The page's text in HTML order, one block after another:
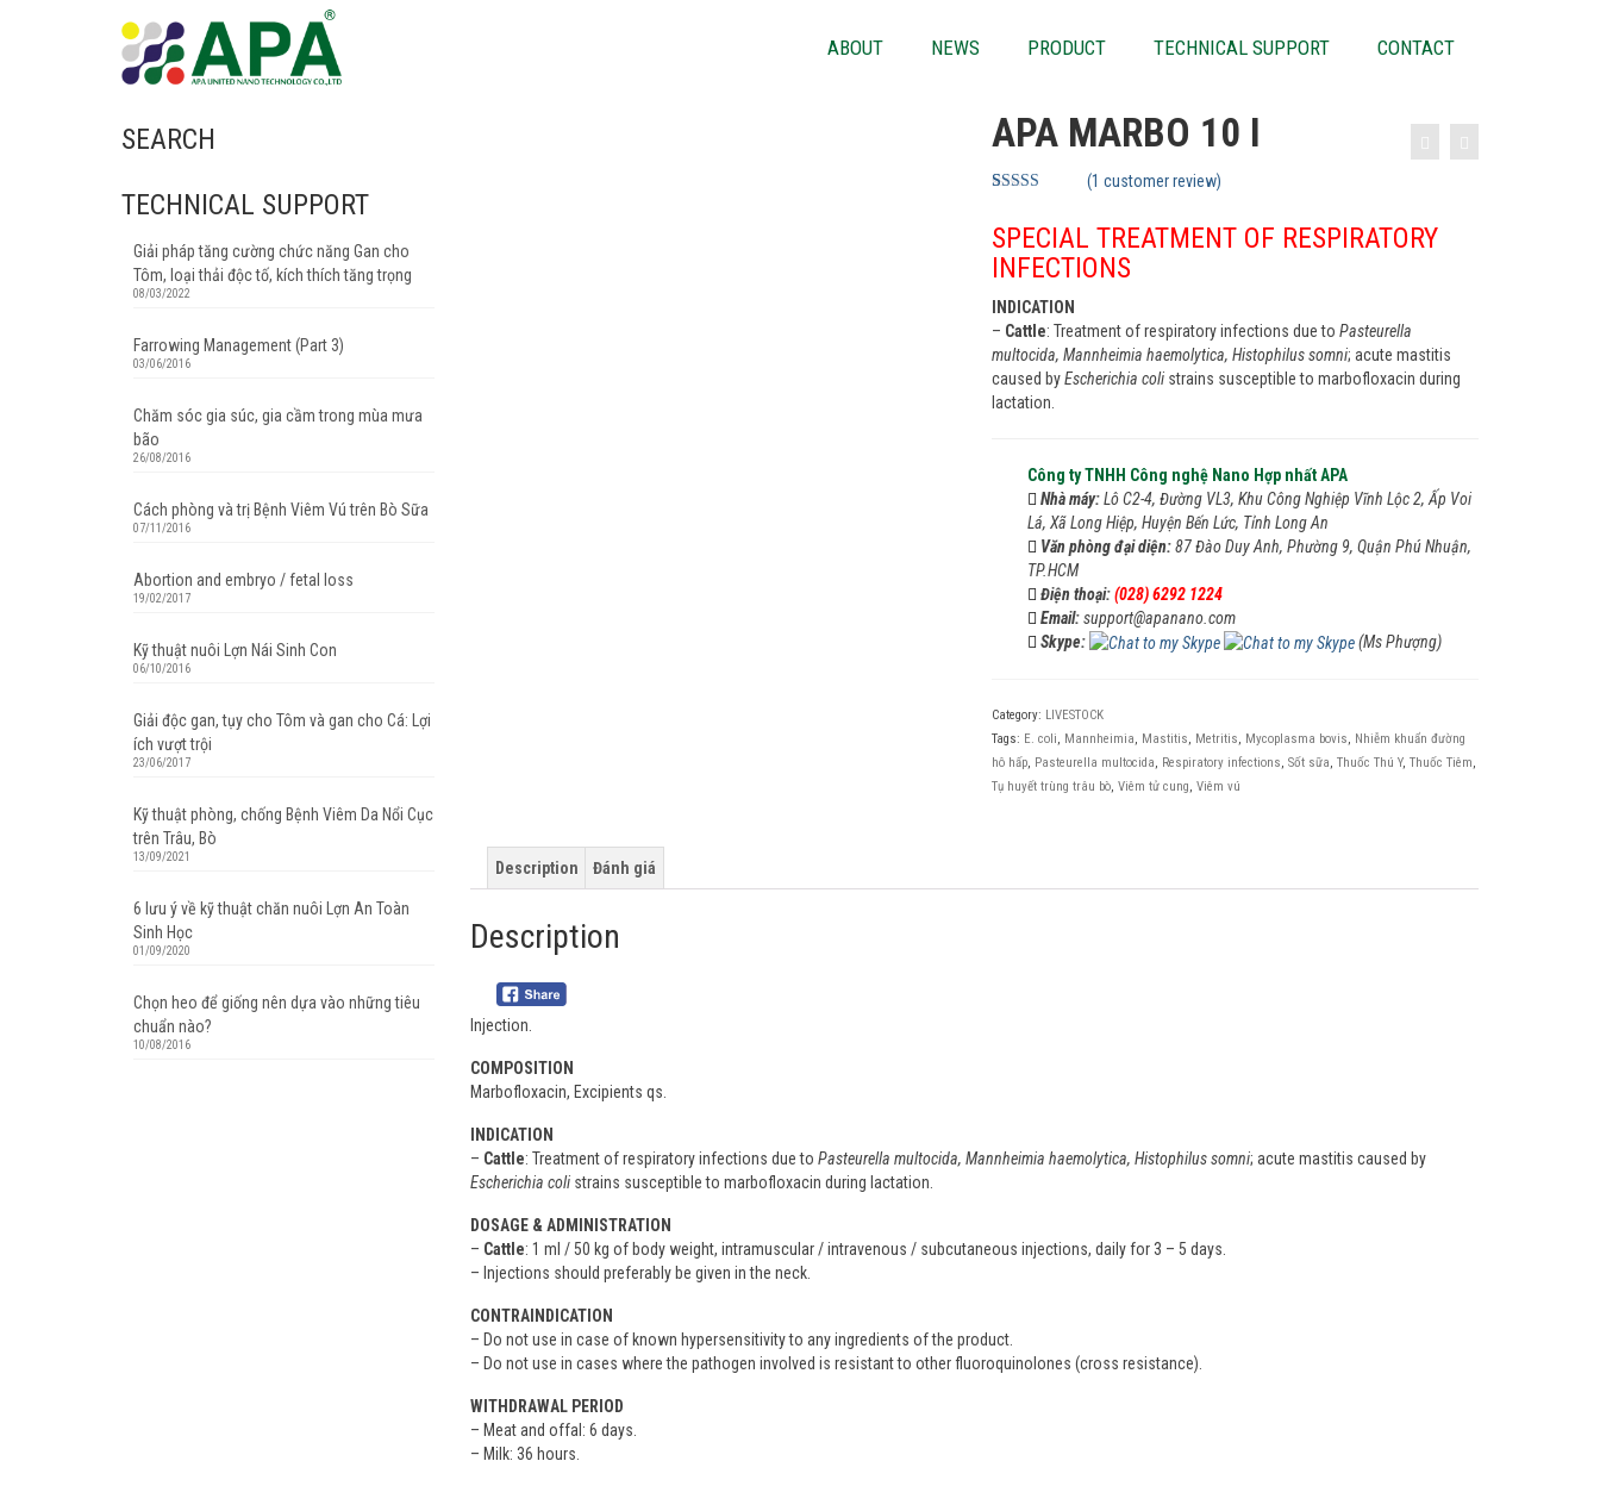
ABOUT NEWS PRODUCT TECHNICAL SUPPORT CONTACT
APA MARBO 10 I
based on
customer
rating
(1 customer review)
SPECIAL TREATMENT OF RESPIRATORY
INFECTIONS
INDICATION
– Cattle: Treatment of respiratory infections due toPasteurella
multocida, Mannheimia haemolytica, Histophilus somni; acute mastitis
caused byEscherichia coli strains susceptible to marbofloxacin during
lactation.
Công ty TNHH Công nghệ Nano Hợp nhất APA
Nhà máy:Lô C2-4, Đường VL3, Khu Công Nghiệp Vĩnh Lộc 2, Ấp Voi
Lá, Xã Long Hiệp, Huyện Bến Lức, Tỉnh Long An
Văn phòng đại diện:87 Đào Duy Anh, Phường 9, Quận Phú Nhuận,
TP.HCM
Điện thoại: (028) 6292 1224
Email:support@apanano.com
Skype:
(Ms Phượng)
Category: LIVESTOCK
Tags: E. coli, Mannheimia, Mastitis, Metritis, Mycoplasma bovis, Nhiễm khuẩn đường
hô hấp, Pasteurella multocida, Respiratory infections,Sốt sữa,Thuốc Thú Y,Thuốc Tiêm,
Tụ huyết trùng trâu bò,Viêm tử cung,Viêm vú
Description Đánh giá
Description
Injection.
COMPOSITION
Marbofloxacin, Excipients qs.
INDICATION
– Cattle: Treatment of respiratory infections due to Pasteurella multocida, Mannheimia haemolytica, Histophilus somni; acute mastitis caused by
Escherichia colistrains susceptible to marbofloxacin during lactation.
DOSAGE & ADMINISTRATION
– Cattle: 1 ml / 50 kg of body weight, intramuscular / intravenous / subcutaneous injections, daily for 3 – 5 days.
– Injections should preferably be given in the neck.
CONTRAINDICATION
– Do not use in case of known hypersensitivity to any ingredients of the product.
– Do not use in cases where the pathogen involved is resistant to other fluoroquinolones (cross resistance).
WITHDRAWAL PERIOD
– Meat and offal: 6 days.
– Milk: 36 hours.
SEARCH
TECHNICAL SUPPORT
Giải pháp tăng cường chức năng Gan cho
Tôm, loại thải độc tố, kích thích tăng trọng
08/03/2022
Farrowing Management (Part 3)
03/06/2016
Chăm sóc gia súc, gia cầm trong mùa mưa
bão
26/08/2016
Cách phòng và trị Bệnh Viêm Vú trên Bò Sữa
07/11/2016
Abortion and embryo / fetal loss
19/02/2017
Kỹ thuật nuôi Lợn Nái Sinh Con
06/10/2016
Giải độc gan, tụy cho Tôm và gan cho Cá: Lợi
ích vượt trội
23/06/2017
Kỹ thuật phòng, chống Bệnh Viêm Da Nổi Cục
trên Trâu, Bò
13/09/2021
6 lưu ý về kỹ thuật chăn nuôi Lợn An Toàn
Sinh Học
01/09/2020
Chọn heo để giống nên dựa vào những tiêu
chuẩn nào?
10/08/2016